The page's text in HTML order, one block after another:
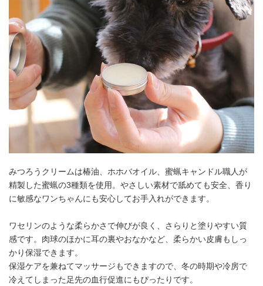
みつろうクリームは椿油、ホホバオイル、蜜蝋キャンドル職人が
精製した蜜蝋の3種類を使用。やさしい素材で舐めても安全、香り
に敏感なワンちゃんにも安心してお手入れができます。
ワセリンのような柔らかさで伸びが良く、さらりと塗りやすい質
感です。肉球のほかに耳の裏やおなかなど、柔らかい皮膚もしっ
かり保湿できます。
保湿ケアを兼ねてマッサージもできますので、冬の時期や冷房で
冷えてしまった足先の血行促進にもぴったりです。